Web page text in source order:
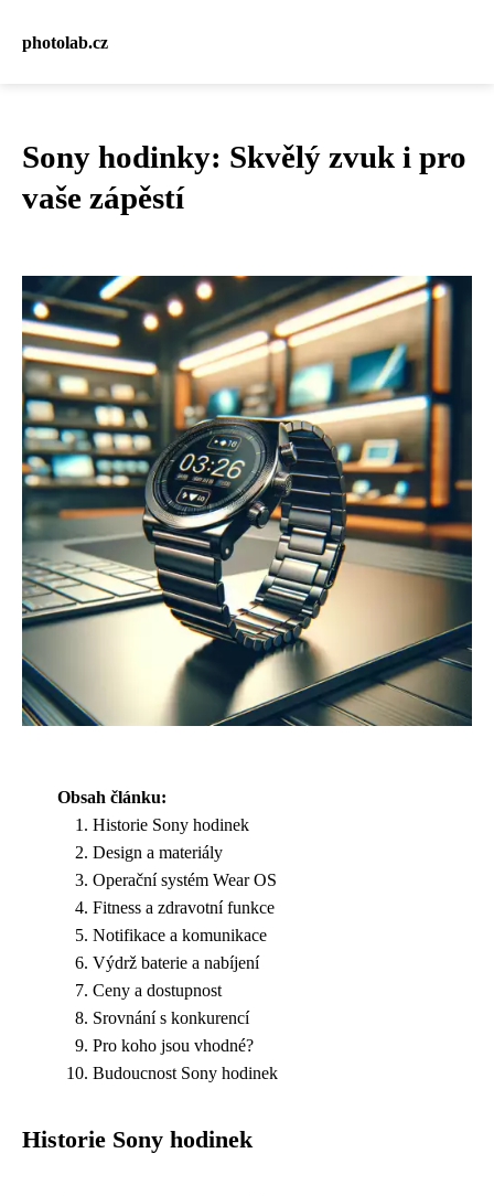
photolab.cz
Sony hodinky: Skvělý zvuk i pro
vaše zápěstí
Obsah článku:
Historie Sony hodinek
Design a materiály
Operační systém Wear OS
Fitness a zdravotní funkce
Notifikace a komunikace
Výdrž baterie a nabíjení
Ceny a dostupnost
Srovnání s konkurencí
Pro koho jsou vhodné?
Budoucnost Sony hodinek
Historie Sony hodinek